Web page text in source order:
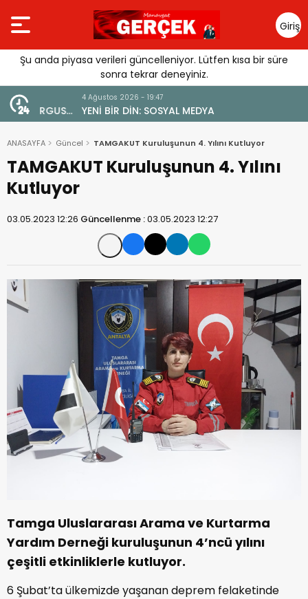
Giriş
Yap
Şu anda piyasa verileri güncelleniyor. Lütfen kısa bir süre
sonra tekrar deneyiniz.
4 Ağustos 2026 - 19:47
YENİ BİR DİN: SOSYAL MEDYA
ANASAYFA Güncel TAMGAKUT Kuruluşunun 4. Yılını Kutluyor
TAMGAKUT Kuruluşunun 4. Yılını
Kutluyor
03.05.2023 12:26 Güncellenme :03.05.2023 12:27
Tamga Uluslararası Arama ve Kurtarma
Yardım Derneği kuruluşunun 4’ncü yılını
çeşitli etkinliklerle kutluyor.
6 Şubat’ta ülkemizde yaşanan deprem felaketinde